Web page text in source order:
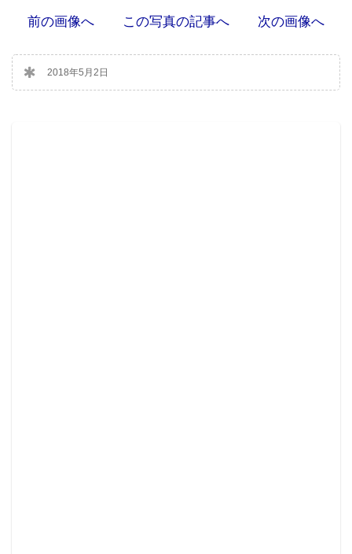
前の画像へ この写真の記事へ 次の画像へ
2018年5月2日